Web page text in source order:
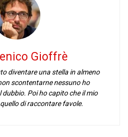
Gioffrè
diventare una stella in almeno
scontentarne nessuno ho
Poi ho capito che il mio
di raccontare favole.